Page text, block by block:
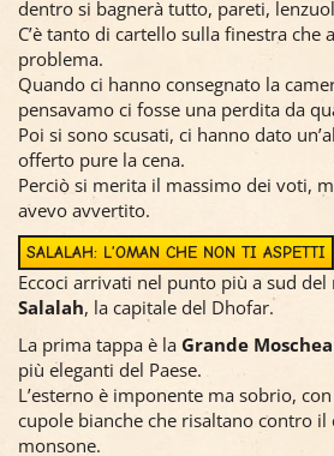
IlWyndham Garden Salalah
posizionato in riva al mare, con una
ottimo ristorante.
È senza ombra di dubbio il miglior
Il problema è che d’estate deve lottare
umidità portata dal vento
Non si possono aprire le finestre
minuti.
Non sto scherzando, in pochi minuti,
dentro si bagnerà tutto, pareti,
C’è tanto di cartello sulla finestra che
problema.
Quando ci hanno consegnato la
pensavamo ci fosse una perdita da
Poi si sono scusati, ci hanno dato
offerto pure la cena.
Perciò si merita il massimo dei voti,
avevo avvertito.